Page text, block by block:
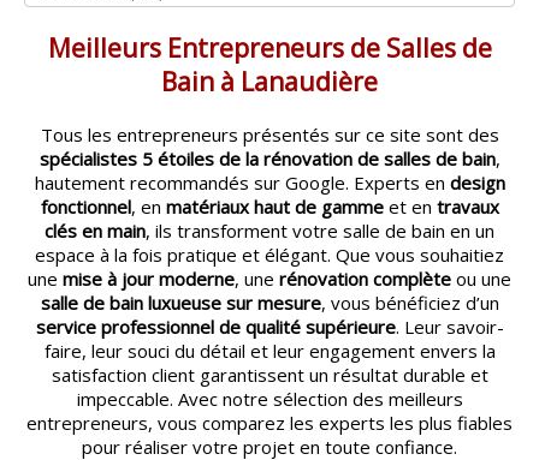
QUÉBEC
LAVAL
CATÉGORIES ▼
ACHETEUR / VENDEUR▼
ENTREPRENEURS▼
ESPACE COURTIER▼
Meilleurs Entrepreneurs de Salles de
Bain à Lanaudière
Tous les entrepreneurs présentés sur ce site sont des
spécialistes 5 étoiles de la rénovation de salles de bain,
hautement recommandés sur Google. Experts en design
fonctionnel, en matériaux haut de gammeet en travaux
clés en main, ils transforment votre salle de bain en un
espace à la fois pratique et élégant. Que vous souhaitiez
une mise à jour moderne, une rénovation complète ou une
salle de bain luxueuse sur mesure, vous bénéficiez d’un
service professionnel de qualité supérieure. Leur savoir-
faire, leur souci du détail et leur engagement envers la
satisfaction client garantissent un résultat durable et
impeccable. Avec notre sélection des meilleurs
entrepreneurs, vous comparez les experts les plus fiables
pour réaliser votre projet en toute confiance.